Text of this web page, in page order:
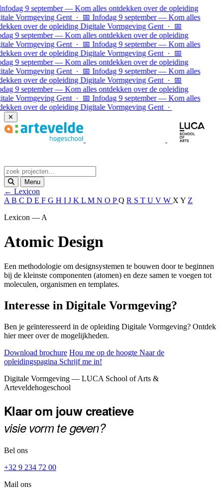
Ga naar inhoud
9 september — Kom alles ontdekken over de opleiding
Vormgeving Gent · 📅 Infodag 9 september — Kom alles
over de opleiding Digitale Vormgeving Gent · 📅
9 september — Kom alles ontdekken over de opleiding
Vormgeving Gent · 📅 Infodag 9 september — Kom alles
over de opleiding Digitale Vormgeving Gent · 📅
9 september — Kom alles ontdekken over de opleiding
Vormgeving Gent · 📅 Infodag 9 september — Kom alles
over de opleiding Digitale Vormgeving Gent · 📅
9 september — Kom alles ontdekken over de opleiding
Vormgeving Gent · 📅 Infodag 9 september — Kom alles
over de opleiding Digitale Vormgeving Gent ·
✕
Menu
← Lexicon
A B C D E F G H I J K L M N O PQ R S T U V W X Y Z
Lexicon — A
Atomic Design
Een methodologie om designsystemen te bouwen door te beginnen
bij de kleinste componenten (atomen) en deze samen te voegen tot
moleculen, organismen en templates.
Interesse in Digitale Vormgeving?
Ben je geïnteresseerd in de opleiding Digitale Vormgeving? Ontdek
hier meer over de mogelijkheden.
Download brochure Hou me op de hoogte Naar de
opleidingspagina Schrijf me in!
Footer
Digitale Vormgeving — LUCA School of Arts &
Arteveldehogeschool
Klaar om jouw creatieve
visie vorm te geven?
Bel ons
+32 9 234 72 00
Mail ons